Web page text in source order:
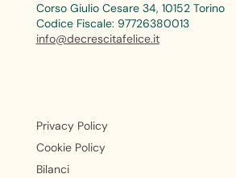
Corso Giulio Cesare 34, 10152 Torino
Codice Fiscale: 97726380013
info@decrescitafelice.it
Privacy Policy
Cookie Policy
Bilanci